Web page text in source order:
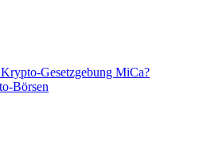
Gesetzgebung MiCa?
Börsen